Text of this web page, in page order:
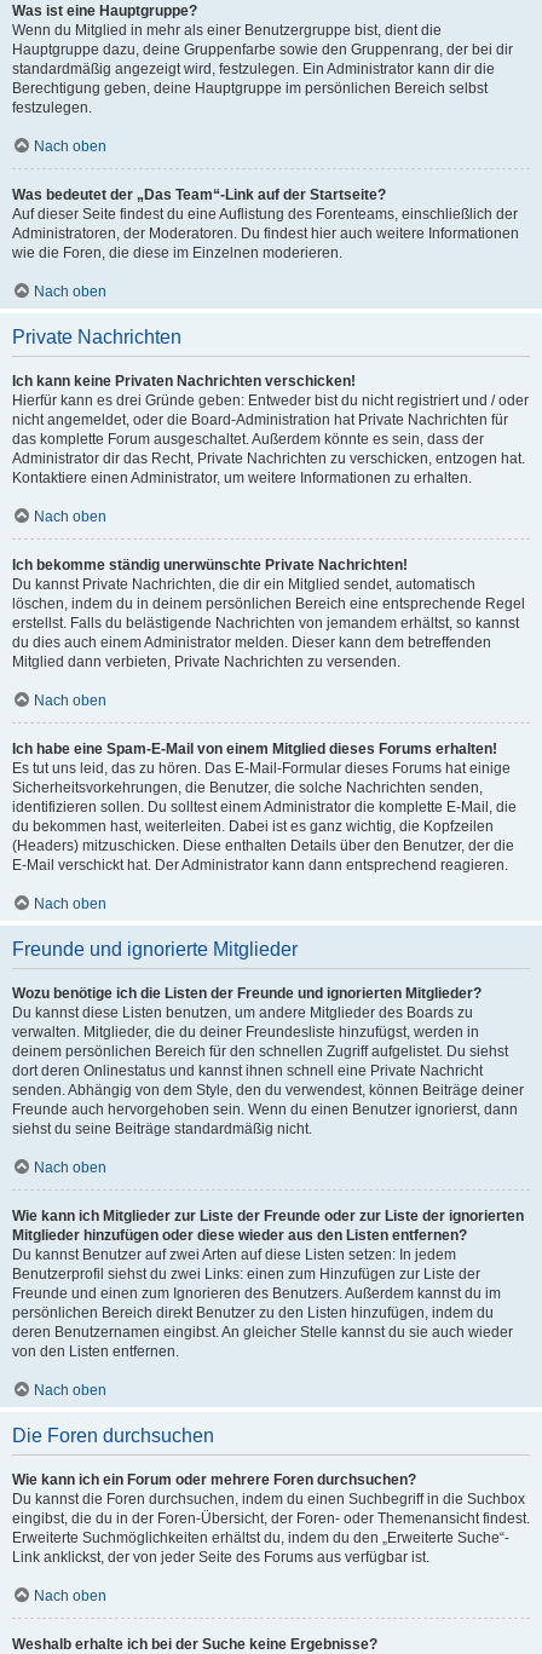
Was ist eine Hauptgruppe?
Wenn du Mitglied in mehr als einer Benutzergruppe bist, dient die
Hauptgruppe dazu, deine Gruppenfarbe sowie den Gruppenrang, der bei dir
standardmäßig angezeigt wird, festzulegen. Ein Administrator kann dir die
Berechtigung geben, deine Hauptgruppe im persönlichen Bereich selbst
festzulegen.
Nach oben
Was bedeutet der „Das Team“-Link auf der Startseite?
Auf dieser Seite findest du eine Auflistung des Forenteams, einschließlich der
Administratoren, der Moderatoren. Du findest hier auch weitere Informationen
wie die Foren, die diese im Einzelnen moderieren.
Nach oben
Private Nachrichten
Ich kann keine Privaten Nachrichten verschicken!
Hierfür kann es drei Gründe geben: Entweder bist du nicht registriert und / oder
nicht angemeldet, oder die Board-Administration hat Private Nachrichten für
das komplette Forum ausgeschaltet. Außerdem könnte es sein, dass der
Administrator dir das Recht, Private Nachrichten zu verschicken, entzogen hat.
Kontaktiere einen Administrator, um weitere Informationen zu erhalten.
Nach oben
Ich bekomme ständig unerwünschte Private Nachrichten!
Du kannst Private Nachrichten, die dir ein Mitglied sendet, automatisch
löschen, indem du in deinem persönlichen Bereich eine entsprechende Regel
erstellst. Falls du belästigende Nachrichten von jemandem erhältst, so kannst
du dies auch einem Administrator melden. Dieser kann dem betreffenden
Mitglied dann verbieten, Private Nachrichten zu versenden.
Nach oben
Ich habe eine Spam-E-Mail von einem Mitglied dieses Forums erhalten!
Es tut uns leid, das zu hören. Das E-Mail-Formular dieses Forums hat einige
Sicherheitsvorkehrungen, die Benutzer, die solche Nachrichten senden,
identifizieren sollen. Du solltest einem Administrator die komplette E-Mail, die
du bekommen hast, weiterleiten. Dabei ist es ganz wichtig, die Kopfzeilen
(Headers) mitzuschicken. Diese enthalten Details über den Benutzer, der die
E-Mail verschickt hat. Der Administrator kann dann entsprechend reagieren.
Nach oben
Freunde und ignorierte Mitglieder
Wozu benötige ich die Listen der Freunde und ignorierten Mitglieder?
Du kannst diese Listen benutzen, um andere Mitglieder des Boards zu
verwalten. Mitglieder, die du deiner Freundesliste hinzufügst, werden in
deinem persönlichen Bereich für den schnellen Zugriff aufgelistet. Du siehst
dort deren Onlinestatus und kannst ihnen schnell eine Private Nachricht
senden. Abhängig von dem Style, den du verwendest, können Beiträge deiner
Freunde auch hervorgehoben sein. Wenn du einen Benutzer ignorierst, dann
siehst du seine Beiträge standardmäßig nicht.
Nach oben
Wie kann ich Mitglieder zur Liste der Freunde oder zur Liste der ignorierten
Mitglieder hinzufügen oder diese wieder aus den Listen entfernen?
Du kannst Benutzer auf zwei Arten auf diese Listen setzen: In jedem
Benutzerprofil siehst du zwei Links: einen zum Hinzufügen zur Liste der
Freunde und einen zum Ignorieren des Benutzers. Außerdem kannst du im
persönlichen Bereich direkt Benutzer zu den Listen hinzufügen, indem du
deren Benutzernamen eingibst. An gleicher Stelle kannst du sie auch wieder
von den Listen entfernen.
Nach oben
Die Foren durchsuchen
Wie kann ich ein Forum oder mehrere Foren durchsuchen?
Du kannst die Foren durchsuchen, indem du einen Suchbegriff in die Suchbox
eingibst, die du in der Foren-Übersicht, der Foren- oder Themenansicht findest.
Erweiterte Suchmöglichkeiten erhältst du, indem du den „Erweiterte Suche“-
Link anklickst, der von jeder Seite des Forums aus verfügbar ist.
Nach oben
Weshalb erhalte ich bei der Suche keine Ergebnisse?